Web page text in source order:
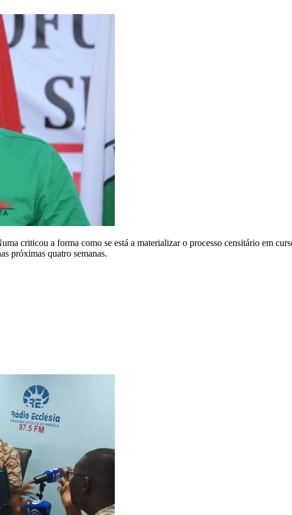
criticou a forma como se está a materializar o processo censitário em
próximas quatro semanas.